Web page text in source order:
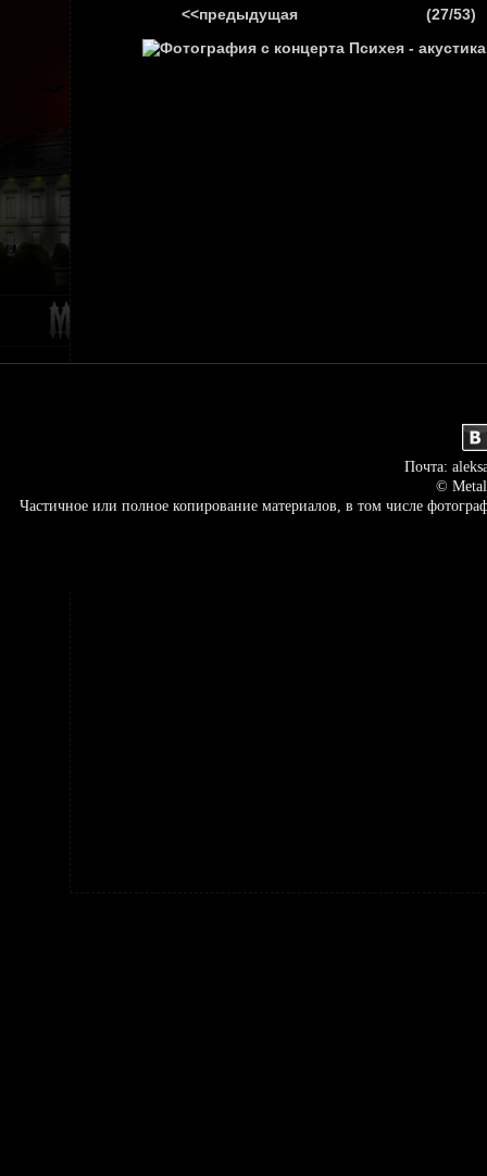
<<предыдущая (27/53)
Почта:
©
Частичное или полное копирование материалов, в том числе